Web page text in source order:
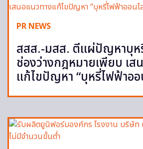
PR NEWS
สสส.-มสส. ตีแผ่ปัญหาบุห
ช่องว่างกฎหมายเพียบ เส
แก้ไขปัญหา “บุหรี่ไฟฟ้าออ